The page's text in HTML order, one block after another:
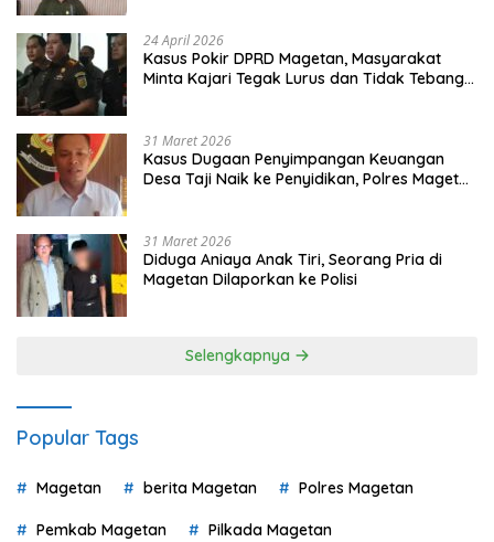
24 April 2026
Kasus Pokir DPRD Magetan, Masyarakat
Minta Kajari Tegak Lurus dan Tidak Tebang
31 Maret 2026
Kasus Dugaan Penyimpangan Keuangan
Desa Taji Naik ke Penyidikan, Polres Magetan
31 Maret 2026
Diduga Aniaya Anak Tiri, Seorang Pria di
Magetan Dilaporkan ke Polisi
Selengkapnya
Popular Tags
Magetan berita Magetan Polres Magetan
Pemkab Magetan Pilkada Magetan